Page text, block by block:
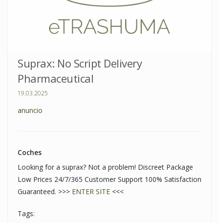
Suprax: No Script Delivery
Pharmaceutical
19.03.2025
anuncio
Coches
Looking for a suprax? Not a problem! Discreet Package
Low Prices 24/7/365 Customer Support 100% Satisfaction
Guaranteed. >>> ENTER SITE <<<
Tags: